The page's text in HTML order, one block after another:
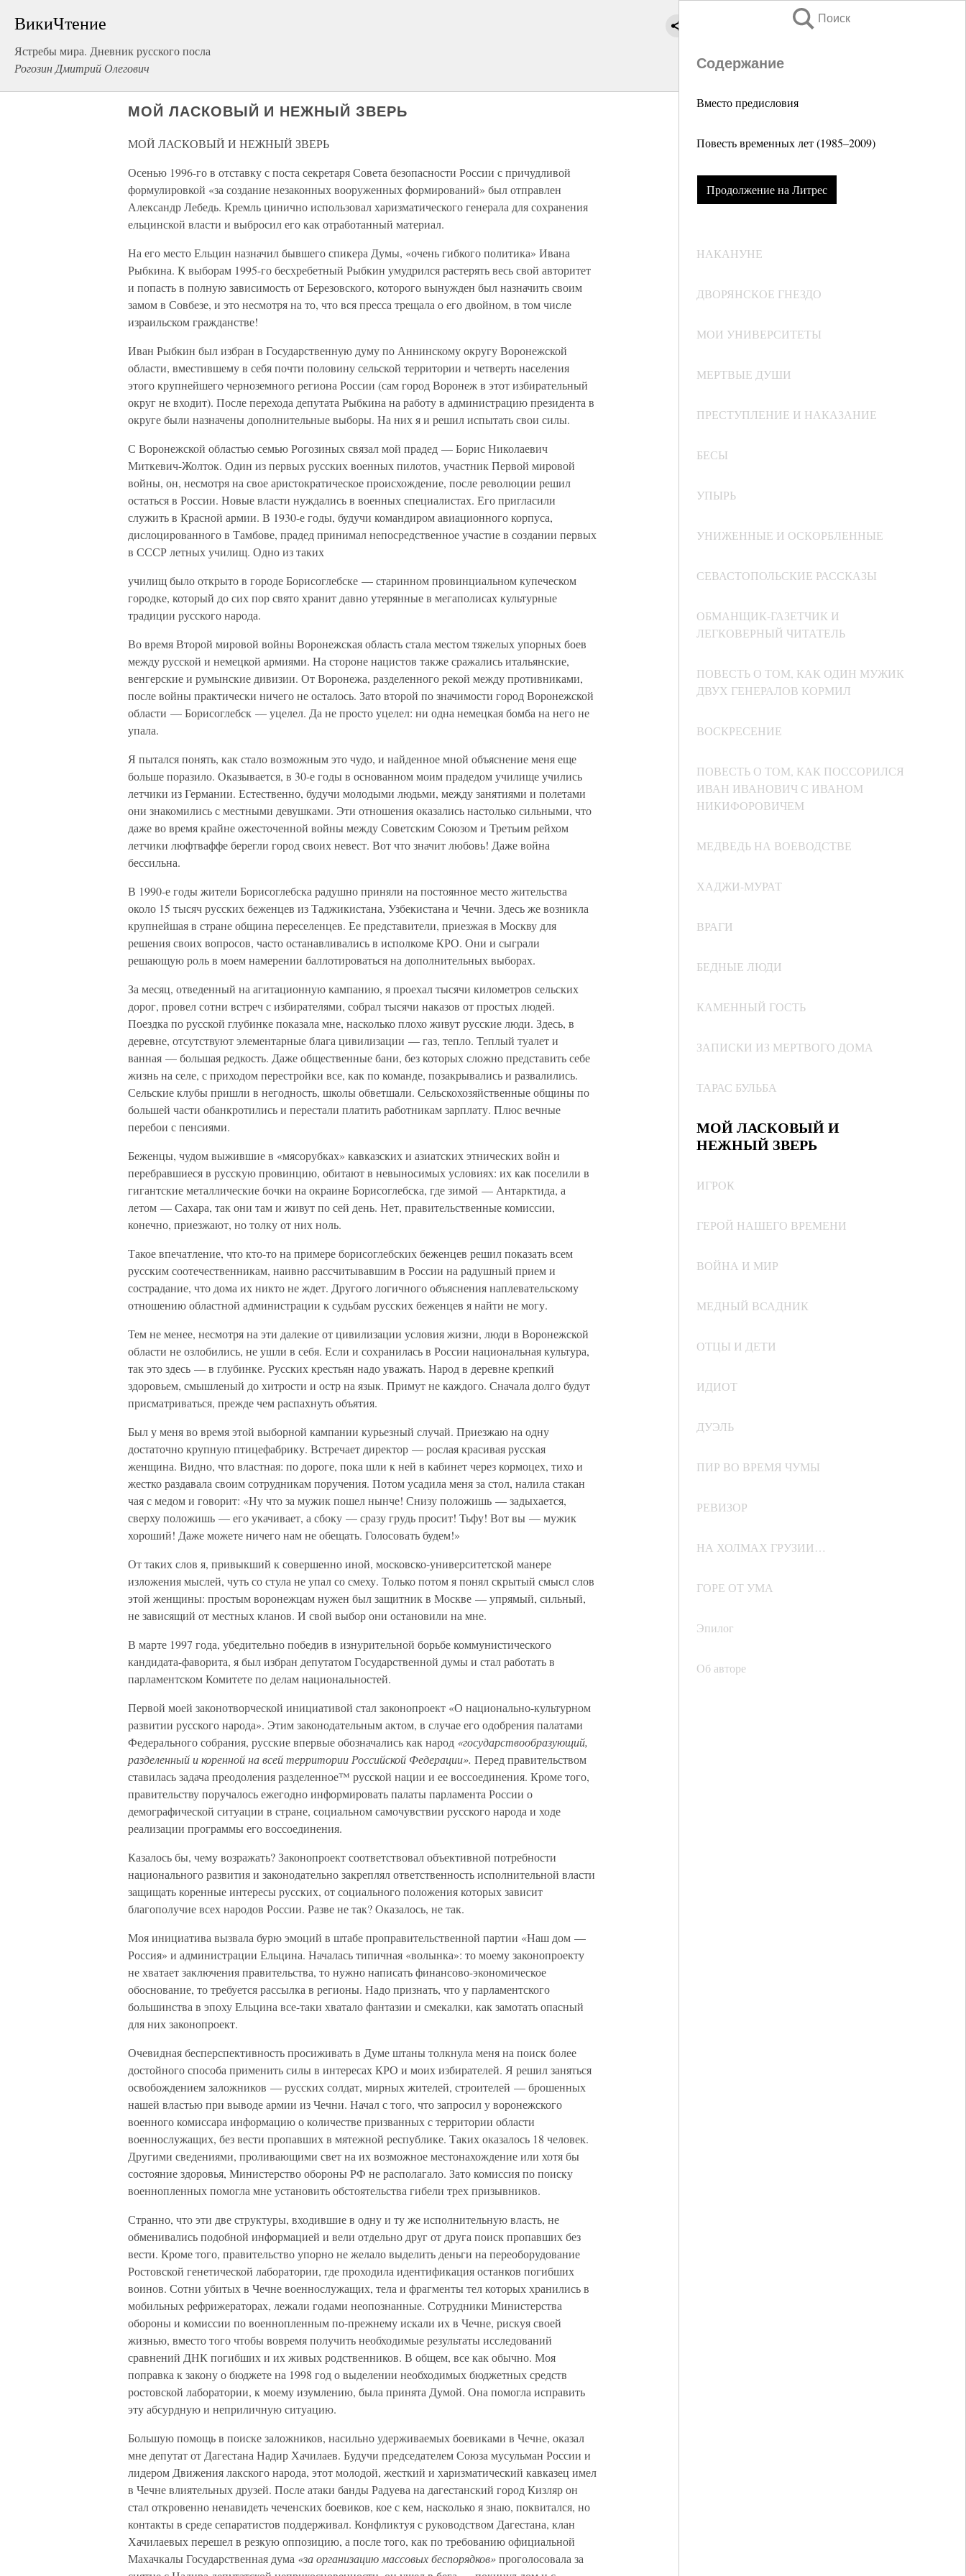
ВикиЧтение
Ястребы мира. Дневник русского посла
Рогозин Дмитрий Олегович
Поиск
Содержание
Вместо предисловия
Повесть временных лет (1985–2009)
Продолжение на Литрес
НАКАНУНЕ
ДВОРЯНСКОЕ ГНЕЗДО
МОИ УНИВЕРСИТЕТЫ
МЕРТВЫЕ ДУШИ
ПРЕСТУПЛЕНИЕ И НАКАЗАНИЕ
БЕСЫ
УПЫРЬ
УНИЖЕННЫЕ И ОСКОРБЛЕННЫЕ
СЕВАСТОПОЛЬСКИЕ РАССКАЗЫ
ОБМАНЩИК-ГАЗЕТЧИК И
ЛЕГКОВЕРНЫЙ ЧИТАТЕЛЬ
ПОВЕСТЬ О ТОМ, КАК ОДИН МУЖИК
ДВУХ ГЕНЕРАЛОВ КОРМИЛ
ВОСКРЕСЕНИЕ
ПОВЕСТЬ О ТОМ, КАК ПОССОРИЛСЯ
ИВАН ИВАНОВИЧ С ИВАНОМ
НИКИФОРОВИЧЕМ
МЕДВЕДЬ НА ВОЕВОДСТВЕ
ХАДЖИ-МУРАТ
ВРАГИ
БЕДНЫЕ ЛЮДИ
КАМЕННЫЙ ГОСТЬ
ЗАПИСКИ ИЗ МЕРТВОГО ДОМА
ТАРАС БУЛЬБА
МОЙ ЛАСКОВЫЙ И
НЕЖНЫЙ ЗВЕРЬ
ИГРОК
ГЕРОЙ НАШЕГО ВРЕМЕНИ
ВОЙНА И МИР
МЕДНЫЙ ВСАДНИК
ОТЦЫ И ДЕТИ
ИДИОТ
ДУЭЛЬ
ПИР ВО ВРЕМЯ ЧУМЫ
РЕВИЗОР
НА ХОЛМАХ ГРУЗИИ…
ГОРЕ ОТ УМА
Эпилог
Об авторе
МОЙ ЛАСКОВЫЙ И НЕЖНЫЙ ЗВЕРЬ
МОЙ ЛАСКОВЫЙ И НЕЖНЫЙ ЗВЕРЬ
Осенью 1996-го в отставку с поста секретаря Совета безопасности России с причудливой
формулировкой «за создание незаконных вооруженных формирований» был отправлен
Александр Лебедь. Кремль цинично использовал харизматического генерала для сохранения
ельцинской власти и выбросил его как отработанный материал.
На его место Ельцин назначил бывшего спикера Думы, «очень гибкого политика» Ивана
Рыбкина. К выборам 1995-го бесхребетный Рыбкин умудрился растерять весь свой авторитет
и попасть в полную зависимость от Березовского, которого вынужден был назначить своим
замом в Совбезе, и это несмотря на то, что вся пресса трещала о его двойном, в том числе
израильском гражданстве!
Иван Рыбкин был избран в Государственную думу по Аннинскому округу Воронежской
области, вместившему в себя почти половину сельской территории и четверть населения
этого крупнейшего черноземного региона России (сам город Воронеж в этот избирательный
округ не входит). После перехода депутата Рыбкина на работу в администрацию президента в
округе были назначены дополнительные выборы. На них я и решил испытать свои силы.
С Воронежской областью семью Рогозиных связал мой прадед — Борис Николаевич
Миткевич-Жолток. Один из первых русских военных пилотов, участник Первой мировой
войны, он, несмотря на свое аристократическое происхождение, после революции решил
остаться в России. Новые власти нуждались в военных специалистах. Его пригласили
служить в Красной армии. В 1930-е годы, будучи командиром авиационного корпуса,
дислоцированного в Тамбове, прадед принимал непосредственное участие в создании первых
в СССР летных училищ. Одно из таких
училищ было открыто в городе Борисоглебске — старинном провинциальном купеческом
городке, который до сих пор свято хранит давно утерянные в мегаполисах культурные
традиции русского народа.
Во время Второй мировой войны Воронежская область стала местом тяжелых упорных боев
между русской и немецкой армиями. На стороне нацистов также сражались итальянские,
венгерские и румынские дивизии. От Воронежа, разделенного рекой между противниками,
после войны практически ничего не осталось. Зато второй по значимости город Воронежской
области — Борисоглебск — уцелел. Да не просто уцелел: ни одна немецкая бомба на него не
упала.
Я пытался понять, как стало возможным это чудо, и найденное мной объяснение меня еще
больше поразило. Оказывается, в 30-е годы в основанном моим прадедом училище учились
летчики из Германии. Естественно, будучи молодыми людьми, между занятиями и полетами
они знакомились с местными девушками. Эти отношения оказались настолько сильными, что
даже во время крайне ожесточенной войны между Советским Союзом и Третьим рейхом
летчики люфтваффе берегли город своих невест. Вот что значит любовь! Даже война
бессильна.
В 1990-е годы жители Борисоглебска радушно приняли на постоянное место жительства
около 15 тысяч русских беженцев из Таджикистана, Узбекистана и Чечни. Здесь же возникла
крупнейшая в стране община переселенцев. Ее представители, приезжая в Москву для
решения своих вопросов, часто останавливались в исполкоме КРО. Они и сыграли
решающую роль в моем намерении баллотироваться на дополнительных выборах.
За месяц, отведенный на агитационную кампанию, я проехал тысячи километров сельских
дорог, провел сотни встреч с избирателями, собрал тысячи наказов от простых людей.
Поездка по русской глубинке показала мне, насколько плохо живут русские люди. Здесь, в
деревне, отсутствуют элементарные блага цивилизации — газ, тепло. Теплый туалет и
ванная — большая редкость. Даже общественные бани, без которых сложно представить себе
жизнь на селе, с приходом перестройки все, как по команде, позакрывались и развалились.
Сельские клубы пришли в негодность, школы обветшали. Сельскохозяйственные общины по
большей части обанкротились и перестали платить работникам зарплату. Плюс вечные
перебои с пенсиями.
Беженцы, чудом выжившие в «мясорубках» кавказских и азиатских этнических войн и
перебравшиеся в русскую провинцию, обитают в невыносимых условиях: их как поселили в
гигантские металлические бочки на окраине Борисоглебска, где зимой — Антарктида, а
летом — Сахара, так они там и живут по сей день. Нет, правительственные комиссии,
конечно, приезжают, но толку от них ноль.
Такое впечатление, что кто-то на примере борисоглебских беженцев решил показать всем
русским соотечественникам, наивно рассчитывавшим в России на радушный прием и
сострадание, что дома их никто не ждет. Другого логичного объяснения наплевательскому
отношению областной администрации к судьбам русских беженцев я найти не могу.
Тем не менее, несмотря на эти далекие от цивилизации условия жизни, люди в Воронежской
области не озлобились, не ушли в себя. Если и сохранилась в России национальная культура,
так это здесь — в глубинке. Русских крестьян надо уважать. Народ в деревне крепкий
здоровьем, смышленый до хитрости и остр на язык. Примут не каждого. Сначала долго будут
присматриваться, прежде чем распахнуть объятия.
Был у меня во время этой выборной кампании курьезный случай. Приезжаю на одну
достаточно крупную птицефабрику. Встречает директор — рослая красивая русская
женщина. Видно, что властная: по дороге, пока шли к ней в кабинет через кормоцех, тихо и
жестко раздавала своим сотрудникам поручения. Потом усадила меня за стол, налила стакан
чая с медом и говорит: «Ну что за мужик пошел нынче! Снизу положишь — задыхается,
сверху положишь — его укачивает, а сбоку — сразу грудь просит! Тьфу! Вот вы — мужик
хороший! Даже можете ничего нам не обещать. Голосовать будем!»
От таких слов я, привыкший к совершенно иной, московско-университетской манере
изложения мыслей, чуть со стула не упал со смеху. Только потом я понял скрытый смысл слов
этой женщины: простым воронежцам нужен был защитник в Москве — упрямый, сильный,
не зависящий от местных кланов. И свой выбор они остановили на мне.
В марте 1997 года, убедительно победив в изнурительной борьбе коммунистического
кандидата-фаворита, я был избран депутатом Государственной думы и стал работать в
парламентском Комитете по делам национальностей.
Первой моей законотворческой инициативой стал законопроект «О национально-культурном
развитии русского народа». Этим законодательным актом, в случае его одобрения палатами
Федерального собрания, русские впервые обозначались как народ «государствообразующий,
разделенный и коренной на всей территории Российской Федерации». Перед правительством
ставилась задача преодоления разделенное™ русской нации и ее воссоединения. Кроме того,
правительству поручалось ежегодно информировать палаты парламента России о
демографической ситуации в стране, социальном самочувствии русского народа и ходе
реализации программы его воссоединения.
Казалось бы, чему возражать? Законопроект соответствовал объективной потребности
национального развития и законодательно закреплял ответственность исполнительной власти
защищать коренные интересы русских, от социального положения которых зависит
благополучие всех народов России. Разве не так? Оказалось, не так.
Моя инициатива вызвала бурю эмоций в штабе проправительственной партии «Наш дом —
Россия» и администрации Ельцина. Началась типичная «волынка»: то моему законопроекту
не хватает заключения правительства, то нужно написать финансово-экономическое
обоснование, то требуется рассылка в регионы. Надо признать, что у парламентского
большинства в эпоху Ельцина все-таки хватало фантазии и смекалки, как замотать опасный
для них законопроект.
Очевидная бесперспективность просиживать в Думе штаны толкнула меня на поиск более
достойного способа применить силы в интересах КРО и моих избирателей. Я решил заняться
освобождением заложников — русских солдат, мирных жителей, строителей — брошенных
нашей властью при выводе армии из Чечни. Начал с того, что запросил у воронежского
военного комиссара информацию о количестве призванных с территории области
военнослужащих, без вести пропавших в мятежной республике. Таких оказалось 18 человек.
Другими сведениями, проливающими свет на их возможное местонахождение или хотя бы
состояние здоровья, Министерство обороны РФ не располагало. Зато комиссия по поиску
военнопленных помогла мне установить обстоятельства гибели трех призывников.
Странно, что эти две структуры, входившие в одну и ту же исполнительную власть, не
обменивались подобной информацией и вели отдельно друг от друга поиск пропавших без
вести. Кроме того, правительство упорно не желало выделить деньги на переоборудование
Ростовской генетической лаборатории, где проходила идентификация останков погибших
воинов. Сотни убитых в Чечне военнослужащих, тела и фрагменты тел которых хранились в
мобильных рефрижераторах, лежали годами неопознанные. Сотрудники Министерства
обороны и комиссии по военнопленным по-прежнему искали их в Чечне, рискуя своей
жизнью, вместо того чтобы вовремя получить необходимые результаты исследований
сравнений ДНК погибших и их живых родственников. В общем, все как обычно. Моя
поправка к закону о бюджете на 1998 год о выделении необходимых бюджетных средств
ростовской лаборатории, к моему изумлению, была принята Думой. Она помогла исправить
эту абсурдную и неприличную ситуацию.
Большую помощь в поиске заложников, насильно удерживаемых боевиками в Чечне, оказал
мне депутат от Дагестана Надир Хачилаев. Будучи председателем Союза мусульман России и
лидером Движения лакского народа, этот молодой, жесткий и харизматический кавказец имел
в Чечне влиятельных друзей. После атаки банды Радуева на дагестанский город Кизляр он
стал откровенно ненавидеть чеченских боевиков, кое с кем, насколько я знаю, поквитался, но
контакты в среде сепаратистов поддерживал. Конфликтуя с руководством Дагестана, клан
Хачилаевых перешел в резкую оппозицию, а после того, как по требованию официальной
Махачкалы Государственная дума «за организацию массовых беспорядков»проголосовала за